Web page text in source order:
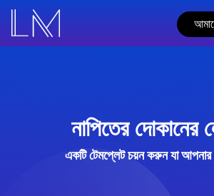
নাপিতের দোকানের
একটি টেমপ্লেট চয়ন করুন যা